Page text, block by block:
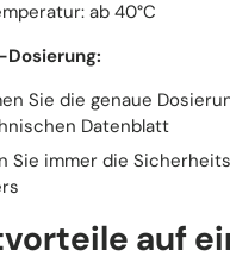
ab 40°C
Sie die genaue
Datenblatt
Sie immer die
auf